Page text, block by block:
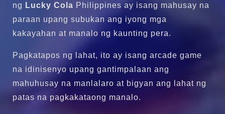
ng Lucky Cola Philippines ay isang mahusay na
paraan upang subukan ang iyong mga
kakayahan at manalo ng kaunting pera.
Pagkatapos ng lahat, ito ay isang arcade game
na idinisenyo upang gantimpalaan ang
mahuhusay na manlalaro at bigyan ang lahat ng
patas na pagkakataong manalo.